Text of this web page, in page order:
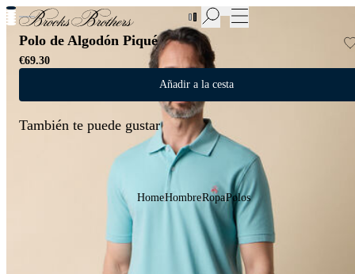
Nuevas incorporaciones a las Rebajas | Hasta 50%
Polo de Algodón Piqué
€69.30
Añadir a la cesta
También te puede gustar
HomeHombreRopaPolos